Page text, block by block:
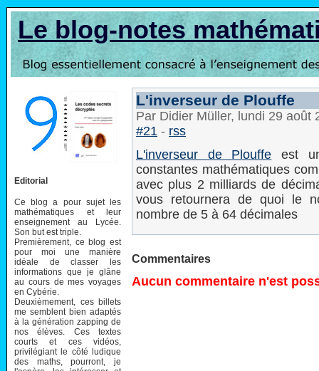
Le blog-notes
Editorial
Ce blog a pour sujet les
mathématiques et leur
enseignement au Lycée.
Son but est triple.
Premièrement, ce blog est
pour moi une manière
idéale de classer les
informations que je glâne
au cours de mes voyages
en Cybérie.
Deuxièmement, ces billets
me semblent bien adaptés
à la génération zapping de
nos élèves. Ces textes
courts et ces vidéos,
privilégiant le côté ludique
des maths, pourront, je
L'inverseur de Plouffe
Par Didier Müller, lundi 29 août
#21 - rss
L'inverseur de Plouffe est
constantes mathématiques
avec plus 2 milliards de
vous retournera de quoi le
nombre de 5 à 64 décimales
Commentaires
Aucun commentaire n'est